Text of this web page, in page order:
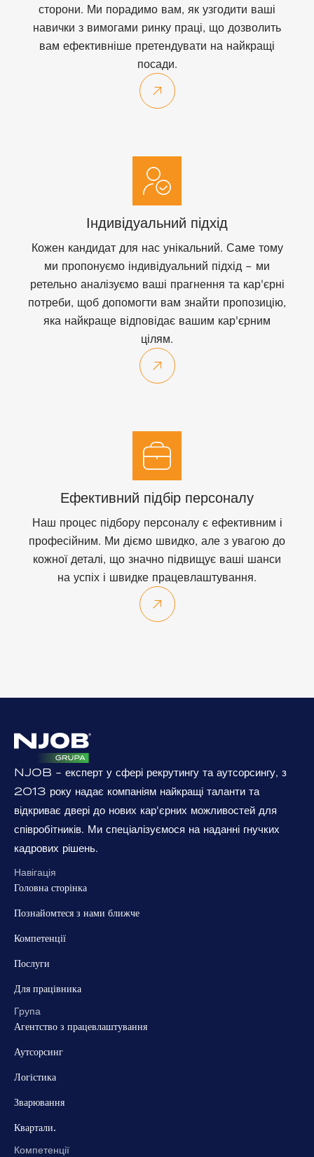
сторони. Ми порадимо вам, як узгодити ваші
навички з вимогами ринку праці, що дозволить
вам ефективніше претендувати на найкращі
посади.
Індивідуальний підхід
Кожен кандидат для нас унікальний. Саме тому
ми пропонуємо індивідуальний підхід - ми
ретельно аналізуємо ваші прагнення та кар'єрні
потреби, щоб допомогти вам знайти пропозицію,
яка найкраще відповідає вашим кар'єрним
цілям.
Ефективний підбір персоналу
Наш процес підбору персоналу є ефективним і
професійним. Ми діємо швидко, але з увагою до
кожної деталі, що значно підвищує ваші шанси
на успіх і швидке працевлаштування.
NJOB - експерт у сфері рекрутингу та аутсорсингу, з
2013 року надає компаніям найкращі таланти та
відкриває двері до нових кар'єрних можливостей для
співробітників. Ми спеціалізуємося на наданні гнучких
кадрових рішень.
Навігація
Головна сторінка
Познайомтеся з нами ближче
Компетенції
Послуги
Для працівника
Група
Агентство з працевлаштування
Аутсорсинг
Логістика
Зварювання
Квартали.
Компетенції